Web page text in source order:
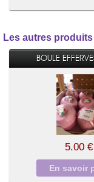
Les autres
BOULE
5.00 €
En savoir